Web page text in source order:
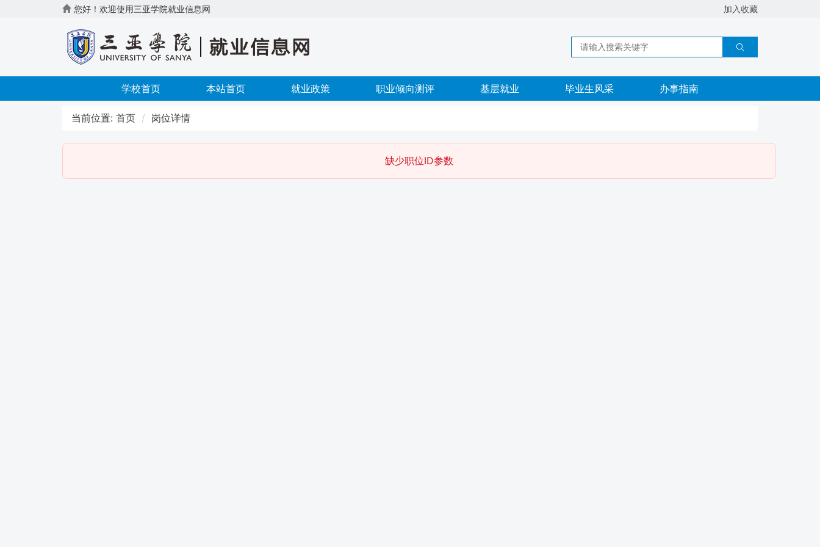
您好！欢迎使用三亚学院就业信息网 加入收藏
学校首页 本站首页 就业政策 职业倾向测评 基层就业 毕业生风采 办事指南
当前位置: 首页 岗位详情
缺少职位ID参数